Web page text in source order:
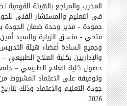
المدرب والمراجع بالهيئة القومية
فى التعليم والمستشار الفنى
حمودة - مدير وحدة ضمان الجودة
فتحي - منسق الزيارة والسيد
وجميع السادة أعضاء هيئة
والإداريين بكلية العلاج الطبيعي –
حصول كلية العلاج الطبيعي –
وتوفيقه على الاعتماد المشروط
2026
.